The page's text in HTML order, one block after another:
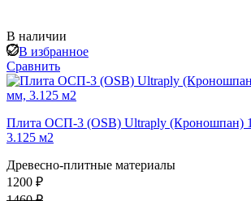
В наличии
В избранное
Сравнить
Плита ОСП-3 (OSB) Ultraply (Кроношпан)
3.125 м2
Древесно-плитные материалы
1200 ₽